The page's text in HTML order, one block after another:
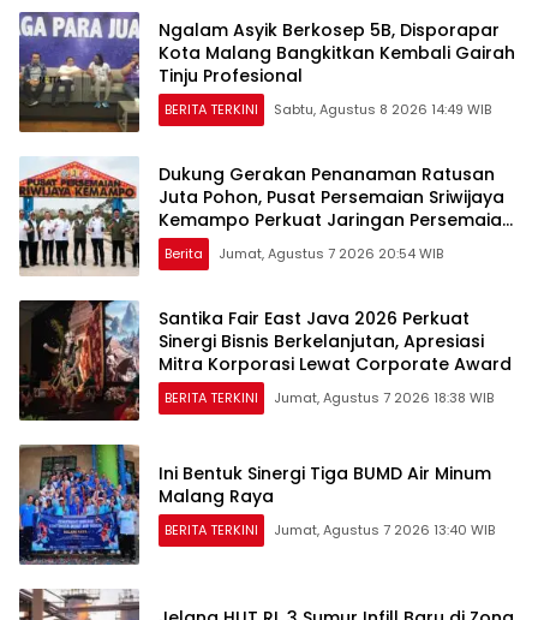
Ngalam Asyik Berkosep 5B, Disporapar
Kota Malang Bangkitkan Kembali Gairah
Tinju Profesional
BERITA TERKINI Sabtu, Agustus 8 2026 14:49 WIB
Dukung Gerakan Penanaman Ratusan
Juta Pohon, Pusat Persemaian Sriwijaya
Kemampo Perkuat Jaringan Persemaian
Nasional*
Berita Jumat, Agustus 7 2026 20:54 WIB
Santika Fair East Java 2026 Perkuat
Sinergi Bisnis Berkelanjutan, Apresiasi
Mitra Korporasi Lewat Corporate Award
BERITA TERKINI Jumat, Agustus 7 2026 18:38 WIB
Ini Bentuk Sinergi Tiga BUMD Air Minum
Malang Raya
BERITA TERKINI Jumat, Agustus 7 2026 13:40 WIB